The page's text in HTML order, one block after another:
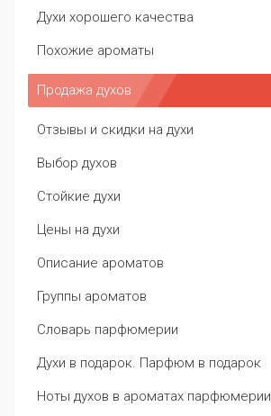
Духи хорошего качества
Похожие ароматы
Продажа духов
Отзывы и скидки на духи
Выбор духов
Стойкие духи
Цены на духи
Описание ароматов
Группы ароматов
Словарь парфюмерии
Духи в подарок. Парфюм в подарок
Ноты духов в ароматах парфюмерии